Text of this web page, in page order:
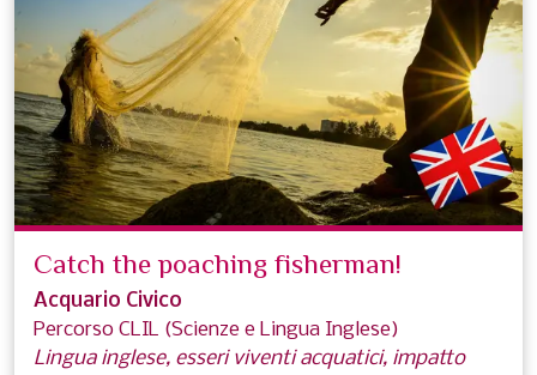
Catch the poaching fisherman!
Acquario Civico
Percorso CLIL (Scienze e Lingua Inglese)
Lingua inglese, esseri viventi acquatici, impatto